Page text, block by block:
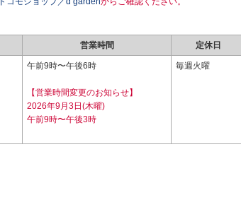
営業時間 定休日
午前9時〜午後6時
【営業時間変更のお知らせ】
2026年9月3日(木曜)
午前9時〜午後3時
毎週火曜